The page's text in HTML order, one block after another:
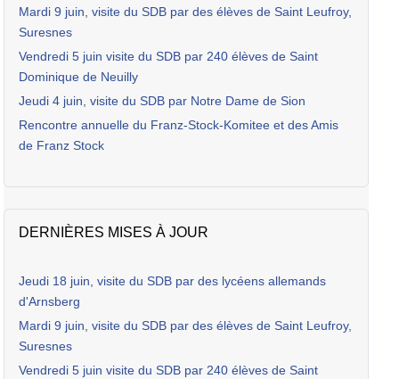
Mardi 9 juin, visite du SDB par des élèves de Saint Leufroy,
Suresnes
Vendredi 5 juin visite du SDB par 240 élèves de Saint
Dominique de Neuilly
Jeudi 4 juin, visite du SDB par Notre Dame de Sion
Rencontre annuelle du Franz-Stock-Komitee et des Amis
de Franz Stock
DERNIÈRES MISES À JOUR
Jeudi 18 juin, visite du SDB par des lycéens allemands
d'Arnsberg
Mardi 9 juin, visite du SDB par des élèves de Saint Leufroy,
Suresnes
Vendredi 5 juin visite du SDB par 240 élèves de Saint